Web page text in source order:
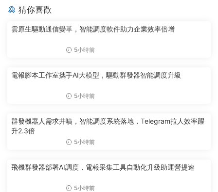
猜你喜歡
雲原生驅動通信變革，智能調度軟件助力企業效率倍增
5小時前
電報腳本工作室攜手AI大模型，驅動群發器智能調度升級
5小時前
群發機器人需求井噴，智能調度系統落地，Telegram拉人效率躍
升2.3倍
5小時前
飛機群發器部署AI調度，電報采集工具自動化升級助運營提速
5小時前